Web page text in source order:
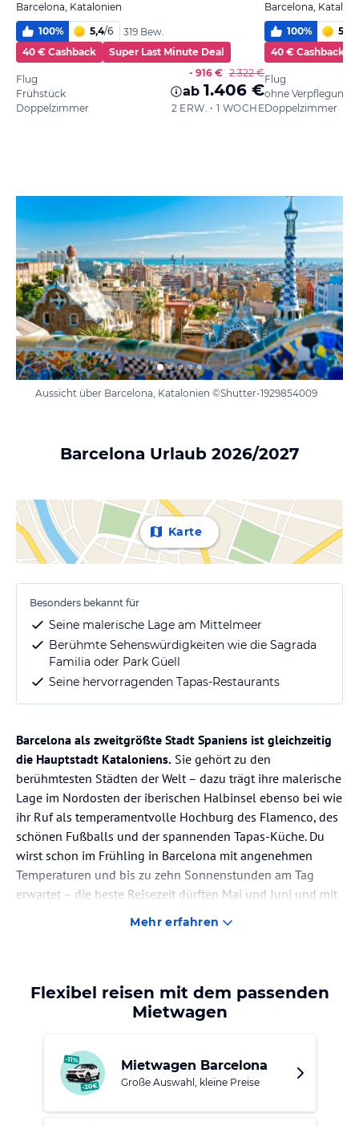
Barcelona, Katalonien
100% 5,4/6
319 Bew.
40 € Cashback
Super Last Minute Deal
Flug
Frühstück
Doppelzimmer
- 916 € 2.322 €
ab 1.406 €
2 ERW. • 1 WOCHE
Barcelona,
100% 5,6
40 € Cashback
Flug
ohne Verpflegung
Doppelzimmer
Aussicht über Barcelona, Katalonien ©Shutter-1929854009
Barcelona Urlaub 2026/2027
Besonders bekannt für
Seine malerische Lage am Mittelmeer
Berühmte Sehenswürdigkeiten wie die Sagrada
Familia oder Park Güell
Seine hervorragenden Tapas-Restaurants
Karte
Barcelona als zweitgrößte Stadt Spaniens ist gleichzeitig
die Hauptstadt Kataloniens. Sie gehört zu den
berühmtesten Städten der Welt – dazu trägt ihre malerische
Lage im Nordosten der iberischen Halbinsel ebenso bei wie
ihr Ruf als temperamentvolle Hochburg des Flamenco, des
schönen Fußballs und der spannenden Tapas-Küche. Du
wirst schon im Frühling in Barcelona mit angenehmen
Temperaturen und bis zu zehn Sonnenstunden am Tag
erwartet – die beste Reisezeit dürften Mai und Juni und mit
Abstrichen auch der Juli sein. Aber auch das sei hier gesagt:
Beliebtheit. Hier sind viele Geschäfte, Bars und Restaurants
zu finden. Wenn Du den lebendigen Trubel der
hier auf jeden Fall finden. Eine gute Nachricht ist sicher
auch, dass Barcelonas Innenstadt an vielen Stellen vom
Autoverkehr befreit wurde. Für passionierte
Mehr erfahren
Flexibel reisen mit dem passenden
Mietwagen
Mietwagen Barcelona
Große Auswahl, kleine Preise